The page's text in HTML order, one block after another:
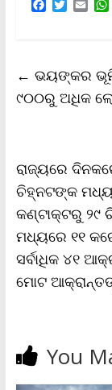
F
o
o
k
T
e
r
E
← ଭୟଙ୍କର
୯୦୦ରୁ ଅଧିକ
ରାଜ୍ୟରେ
ଚିହ୍ନଟଙ୍କ
କଣ୍ଟାକ୍ଟରୁ ୨୯
ମଧ୍ୟରେ ୧୧
ସର୍ବାଧିକ ୪୧
ମୋଟ
You